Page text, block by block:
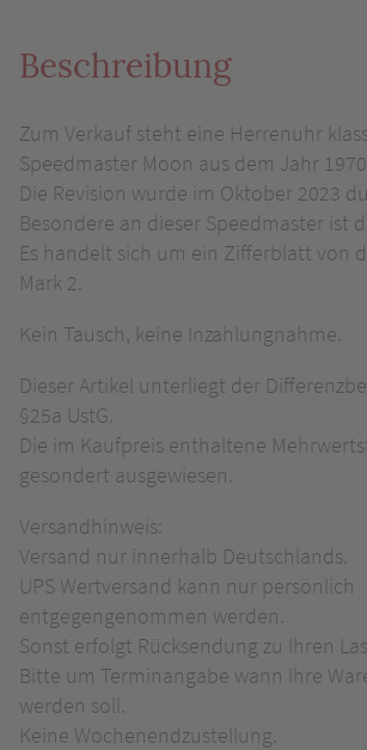
Beschreibung
Zum Verkauf steht eine Herrenuhr
Speedmaster Moon aus dem Jahr
Die Revision wurde im Oktober 2023
Besondere an dieser Speedmaster ist
Es handelt sich um ein Zifferblatt von
Mark 2.
Kein Tausch, keine Inzahlungnahme.
Dieser Artikel unterliegt der
§25a UstG.
Die im Kaufpreis enthaltene
gesondert ausgewiesen.
Versandhinweis:
Versand nur innerhalb Deutschlands.
UPS Wertversand kann nur persönlich
entgegengenommen werden.
Sonst erfolgt Rücksendung zu Ihren
Bitte um Terminangabe wann Ihre
werden soll.
Keine Wochenendzustellung.